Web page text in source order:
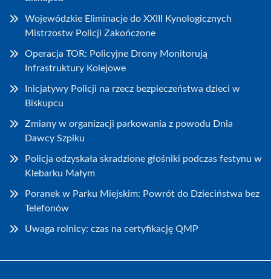
Wojewódzkie Eliminacje do XXIII Kynologicznych
Mistrzostw Policji Zakończone
Operacja TOR: Policyjne Drony Monitorują
Infrastruktury Kolejowe
Inicjatywy Policji na rzecz bezpieczeństwa dzieci w
Biskupcu
Zmiany w organizacji parkowania z powodu Dnia
Dawcy Szpiku
Policja odzyskała skradzione głośniki podczas festynu w
Klebarku Małym
Poranek w Parku Miejskim: Powrót do Dzieciństwa bez
Telefonów
Uwaga rolnicy: czas na certyfikację QMP